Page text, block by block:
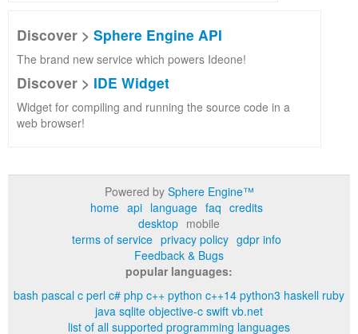
Discover > Sphere Engine API
The brand new service which powers Ideone!
Discover > IDE Widget
Widget for compiling and running the source code in a
web browser!
Powered by Sphere Engine™
home api language faq credits
desktop mobile
terms of service privacy policy gdpr info
Feedback & Bugs
popular languages:
bash pascal c perl c# php c++ python c++14 python3 haskell ruby
java sqlite objective-c swift vb.net
list of all supported programming languages